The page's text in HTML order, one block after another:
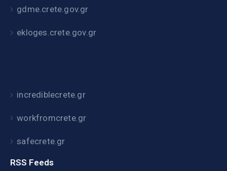
gdme.crete.gov.gr
ekloges.crete.gov.gr
incrediblecrete.gr
workfromcrete.gr
safecrete.gr
RSS Feeds